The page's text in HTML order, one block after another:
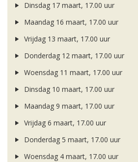
Dinsdag 17 maart, 17.00 uur
Maandag 16 maart, 17.00 uur
Vrijdag 13 maart, 17.00 uur
Donderdag 12 maart, 17.00 uur
Woensdag 11 maart, 17.00 uur
Dinsdag 10 maart, 17.00 uur
Maandag 9 maart, 17.00 uur
Vrijdag 6 maart, 17.00 uur
Donderdag 5 maart, 17.00 uur
Woensdag 4 maart, 17.00 uur